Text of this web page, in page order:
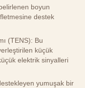
boyun
destek
(TENS): Bu
küçük
elektrik sinyalleri
yumuşak bir